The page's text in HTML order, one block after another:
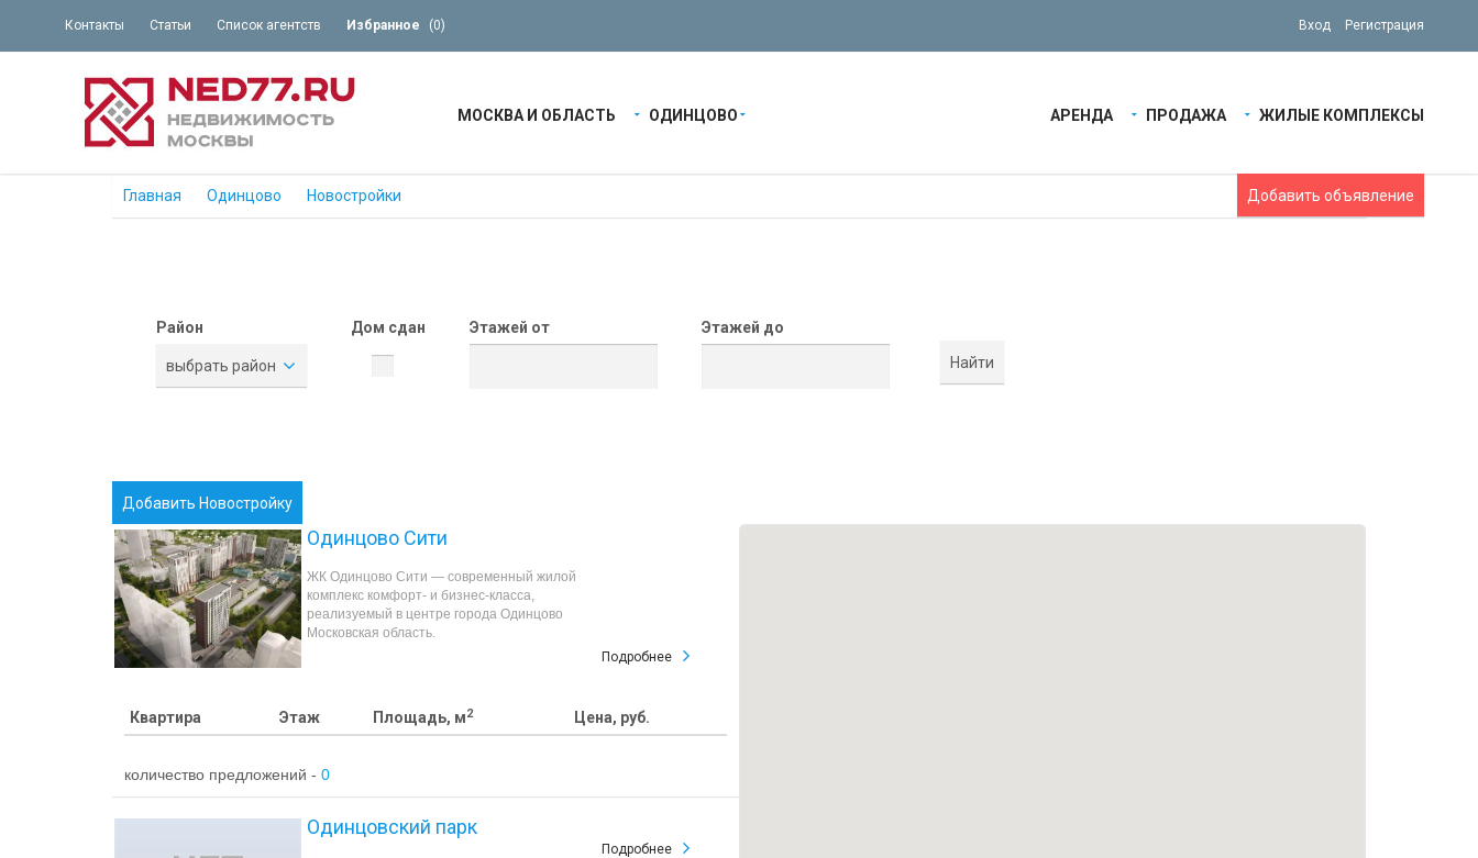
Контакты Статьи Список агентств Избранное (0) Вход Регистрация
АРЕНДА ПРОДАЖА ЖИЛЫЕ КОМПЛЕКСЫ
МОСКВА И ОБЛАСТЬ ОДИНЦОВО
Добавить объявление
Главная Одинцово Новостройки
Район
выбрать район
Дом сдан Этажей от Этажей до
Добавить Новостройку
Одинцово Сити
ЖК Одинцово Сити — современный жилой
комплекс комфорт- и бизнес-класса,
реализуемый в центре города Одинцово
Московская область.
Подробнее
Квартира Этаж Площадь, м2 Цена, руб.
количество предложений - 0
Одинцовский парк
Подробнее